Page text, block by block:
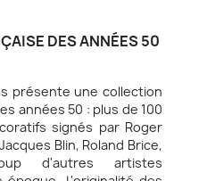
DES ANNÉES 50
présente une collection
années 50 : plus de 100
signés par Roger
Blin, Roland Brice,
d'autres artistes